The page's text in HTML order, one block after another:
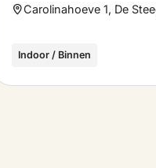
Carolinahoeve 1, De
Indoor / Binnen